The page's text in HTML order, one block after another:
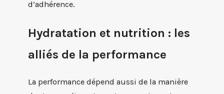
d’adhérence.
Hydratation et nutrition : les
alliés de la performance
La performance dépend aussi de la manière